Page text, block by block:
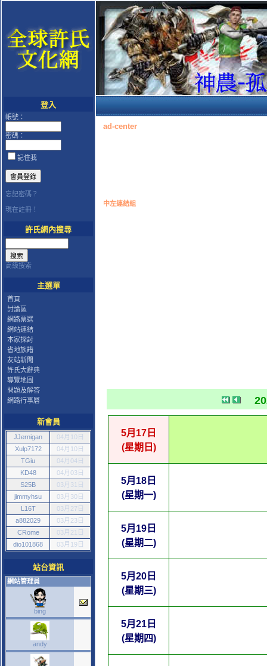
登入
帳號：
密碼：
記住我
忘記密碼？
現在註冊！
許氏網內搜尋
高級搜索
主選單
首頁
討論區
網路票選
網站連結
本家探討
省地族譜
友站新聞
許氏大辭典
導覽地圖
問題及解答
網路行事曆
新會員
JJernigan
04月10日
Xulp7172
04月10日
TGiu
04月04日
KD48
04月03日
S25B
03月31日
jimmyhsu
03月30日
L16T
03月27日
a882029
03月23日
CRome
03月21日
dio101868
03月19日
站台資訊
網站管理員
bing
andy
ad-center
中左連結組
5月17日
(星期日)
5月18日
(星期一)
5月19日
(星期二)
5月20日
(星期三)
5月21日
(星期四)